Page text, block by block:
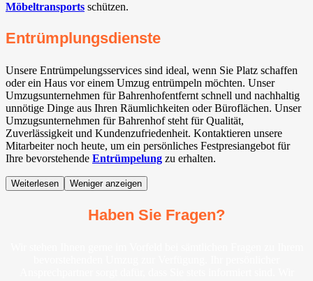
Möbeltransports schützen.
Entrümplungsdienste
Unsere Entrümpelungsservices sind ideal, wenn Sie Platz schaffen
oder ein Haus vor einem Umzug entrümpeln möchten. Unser
Umzugsunternehmen für Bahrenhofentfernt schnell und nachhaltig
unnötige Dinge aus Ihren Räumlichkeiten oder Büroflächen. Unser
Umzugsunternehmen für Bahrenhof steht für Qualität,
Zuverlässigkeit und Kundenzufriedenheit. Kontaktieren unsere
Mitarbeiter noch heute, um ein persönliches Festpresiangebot für
Ihre bevorstehende Entrümpelung zu erhalten.
Weiterlesen Weniger anzeigen
Haben Sie Fragen?